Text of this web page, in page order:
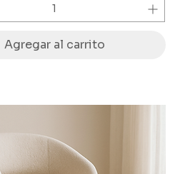
Agregar al carrito